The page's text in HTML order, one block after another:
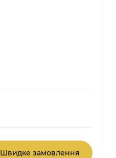
Швидке замовлення